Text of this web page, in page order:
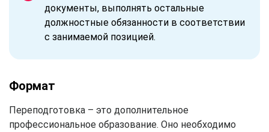
документы, выполнять остальные
должностные обязанности в соответствии
с занимаемой позицией.
Формат
Переподготовка – это дополнительное
профессиональное образование. Оно необходимо